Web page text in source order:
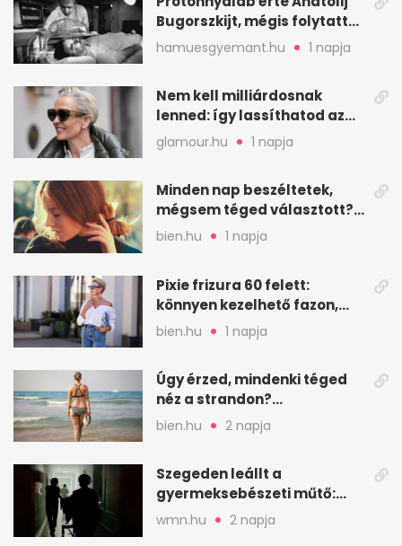
Bugorszkijt, mégis folytatta
a munkát
hamuesgyemant.hu 1 napja
Nem kell milliárdosnak
lenned: így lassíthatod az
öregedést a biológus szerint
glamour.hu 1 napja
Minden nap beszéltetek,
mégsem téged választott?
Ez az érzelmi csapda
bien.hu 1 napja
Pixie frizura 60 felett:
könnyen kezelhető fazon,
ami karaktert ad
bien.hu 1 napja
Úgy érzed, mindenki téged
néz a strandon?
Pszichológusok szerint más
áll a háttérben
bien.hu 2 napja
Szegeden leállt a
gyermeksebészeti műtő:
elfogytak a tartalékok
wmn.hu 2 napja